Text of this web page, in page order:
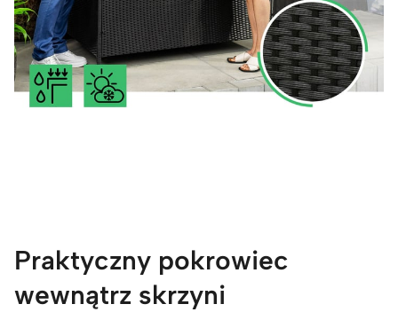
Praktyczny pokrowiec
wewnątrz skrzyni